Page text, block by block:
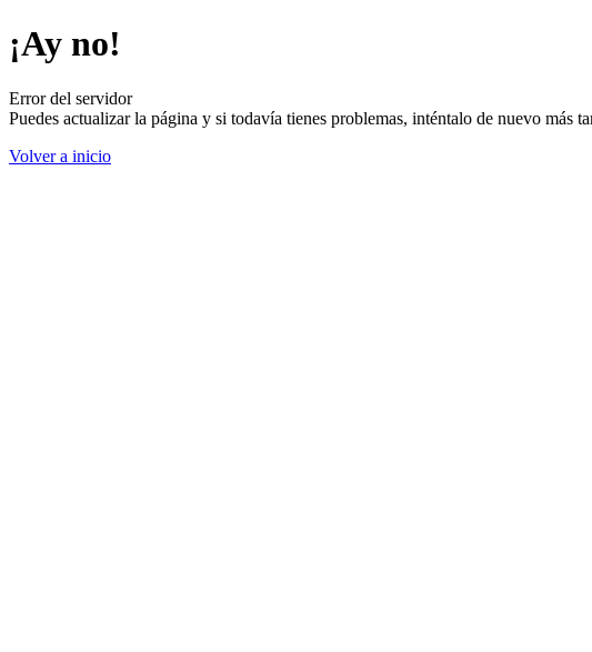
¡Ay no!
Error del servidor
Puedes actualizar la página y si todavía tienes problemas, inténtalo de nuevo más
Volver a inicio